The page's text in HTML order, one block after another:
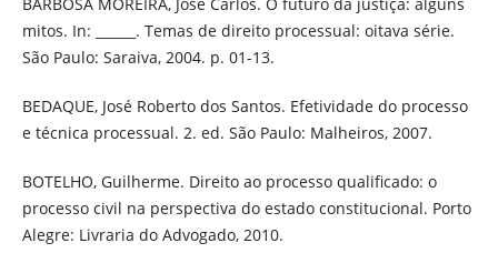
mitos. In: ______. Temas de direito processual: oitava série.
São Paulo: Saraiva, 2004. p. 01-13.
BEDAQUE, José Roberto dos Santos. Efetividade do processo
e técnica processual. 2. ed. São Paulo: Malheiros, 2007.
BOTELHO, Guilherme. Direito ao processo qualificado: o
processo civil na perspectiva do estado constitucional. Porto
Alegre: Livraria do Advogado, 2010.